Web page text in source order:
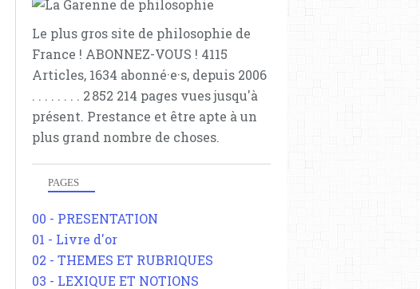
Le plus gros site de philosophie de
France ! ABONNEZ-VOUS ! 4115
Articles, 1634 abonné·e·s, depuis 2006
. . . . . . . . 2 852 214 pages vues jusqu'à
présent. Prestance et être apte à un
plus grand nombre de choses.
PAGES
00 - PRESENTATION
01 - Livre d'or
02 - THEMES ET RUBRIQUES
03 - LEXIQUE ET NOTIONS